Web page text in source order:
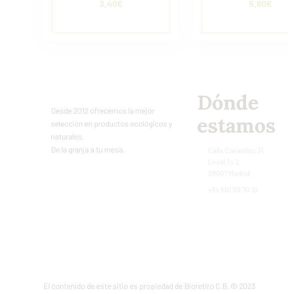
3,40€ 5,80€
Desde 2012 ofrecemos la mejor
selección en productos ecológicos y
naturales.
De la granja a tu mesa.
Dónde
estamos
El contenido de este sitio es propiedad de Bioretiro C.B. © 2023